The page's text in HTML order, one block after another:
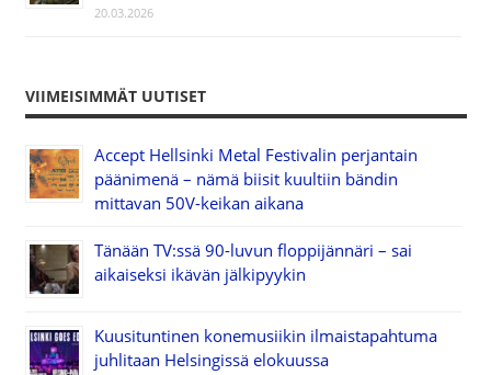
20.03.2026
VIIMEISIMMÄT UUTISET
Accept Hellsinki Metal Festivalin perjantain
päänimenä – nämä biisit kuultiin bändin
mittavan 50V-keikan aikana
Tänään TV:ssä 90-luvun floppijännäri – sai
aikaiseksi ikävän jälkipyykin
Kuusituntinen konemusiikin ilmaistapahtuma
juhlitaan Helsingissä elokuussa